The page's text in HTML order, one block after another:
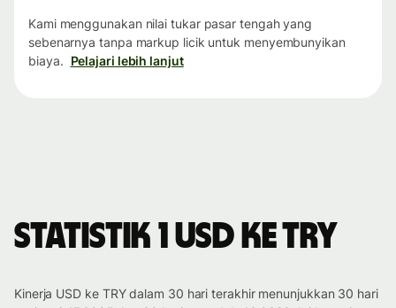
Kami menggunakan nilai tukar pasar tengah yang
sebenarnya tanpa markup licik untuk menyembunyikan
biaya. Pelajari lebih lanjut
Statistik 1 USD ke TRY
Kinerja USD ke TRY dalam 30 hari terakhir menunjukkan 30 hari